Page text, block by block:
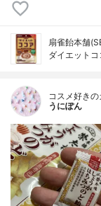
扇雀飴本舗
ダイエットコ
コスメ好きの
うにぽん